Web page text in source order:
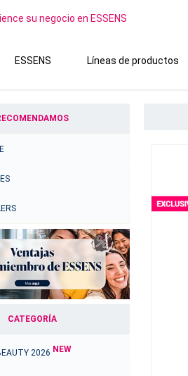
su negocio en ESSENS
ESSENS Líneas de productos
CATEGORÍA
2026 NEW